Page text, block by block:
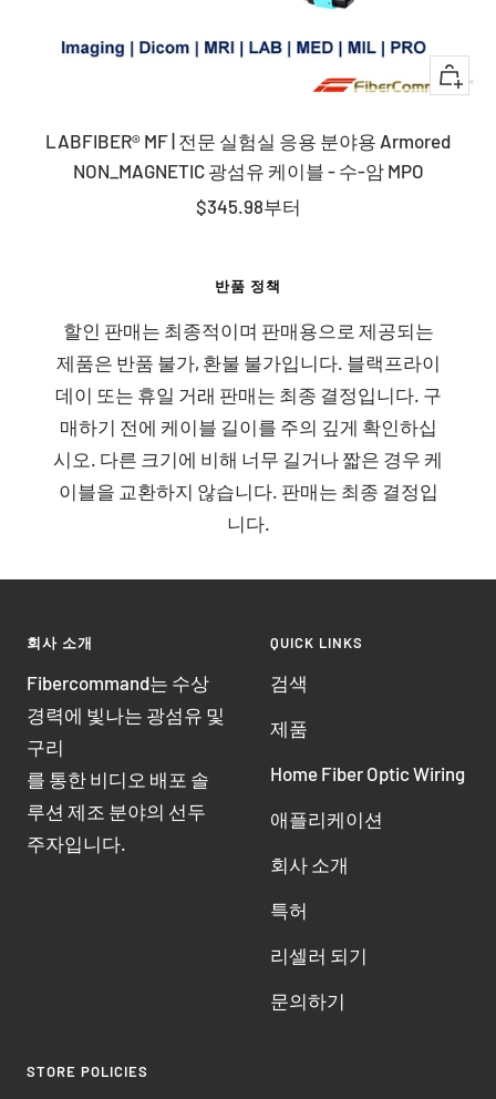
퀵
LABFIBER® MF | 전문 실험실 응용 분야용 Armored
NON_MAGNETIC 광섬유 케이블 - 수-암 MPO
판
$345.98부터
반품 정책
할인 판매는 최종적이며 판매용으로 제공되는
제품은 반품 불가, 환불 불가입니다. 블랙프라이
데이 또는 휴일 거래 판매는 최종 결정입니다. 구
매하기 전에 케이블 길이를 주의 깊게 확인하십
시오. 다른 크기에 비해 너무 길거나 짧은 경우 케
이블을 교환하지 않습니다. 판매는 최종 결정입
니다.
회사 소개
Fibercommand는 수상
경력에 빛나는 광섬유 및
구리
를 통한 비디오 배포 솔
루션 제조 분야의 선두
주자입니다.
QUICK LINKS
검색
제품
Home Fiber Optic Wiring
애플리케이션
회사 소개
특허
리셀러 되기
문의하기
STORE POLICIES